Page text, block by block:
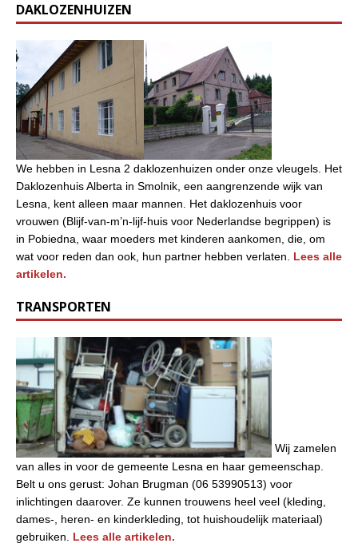
DAKLOZENHUIZEN
We hebben in Lesna 2 daklozenhuizen onder onze vleugels. Het
Daklozenhuis Alberta in Smolnik, een aangrenzende wijk van
Lesna, kent alleen maar mannen. Het daklozenhuis voor
vrouwen (Blijf-van-m’n-lijf-huis voor Nederlandse begrippen) is
in Pobiedna, waar moeders met kinderen aankomen, die, om
wat voor reden dan ook, hun partner hebben verlaten. Lees alle
artikelen.
TRANSPORTEN
Wij zamelen
van alles in voor de gemeente Lesna en haar gemeenschap.
Belt u ons gerust: Johan Brugman (06 53990513) voor
inlichtingen daarover. Ze kunnen trouwens heel veel (kleding,
dames-, heren- en kinderkleding, tot huishoudelijk materiaal)
gebruiken. Lees alle artikelen.